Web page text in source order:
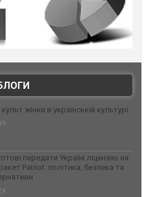
жінки в українській культурі
передати Україні ліцензію на
Patriot: політика, безпека та